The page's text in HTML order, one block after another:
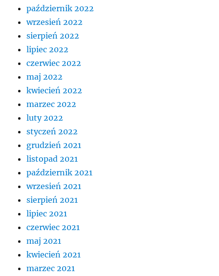
październik 2022
wrzesień 2022
sierpień 2022
lipiec 2022
czerwiec 2022
maj 2022
kwiecień 2022
marzec 2022
luty 2022
styczeń 2022
grudzień 2021
listopad 2021
październik 2021
wrzesień 2021
sierpień 2021
lipiec 2021
czerwiec 2021
maj 2021
kwiecień 2021
marzec 2021